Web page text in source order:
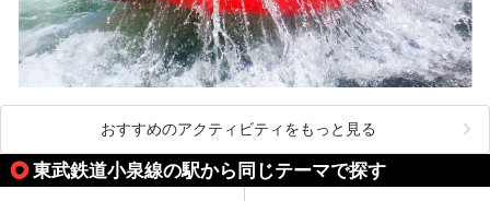
おすすめのアクティビティをもっと見る
東武鉄道小泉線の駅から同じテーマで探す